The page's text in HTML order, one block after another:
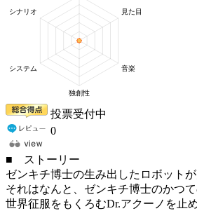
投票受付中
0
■ ストーリー
ゼンキチ博士の生み出したロボットが
それはなんと、ゼンキチ博士のかつ
世界征服をもくろむDr.アクーノを止